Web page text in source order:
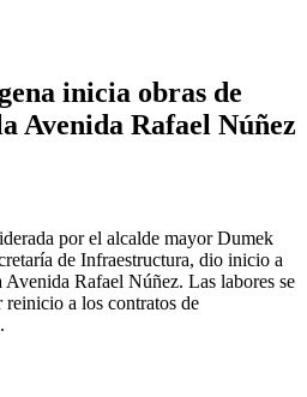
inicia obras de
Avenida Rafael Núñez
por el alcalde mayor Dumek
de Infraestructura, dio inicio a
Rafael Núñez. Las labores se
reinicio a los contratos de